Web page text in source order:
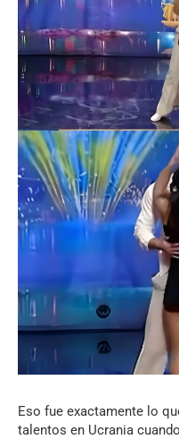
Eso fue exactamente lo
talentos en Ucrania